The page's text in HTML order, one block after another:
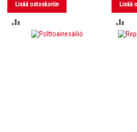
Lisää ostoskoriin
VERTAILUUN
Lisää